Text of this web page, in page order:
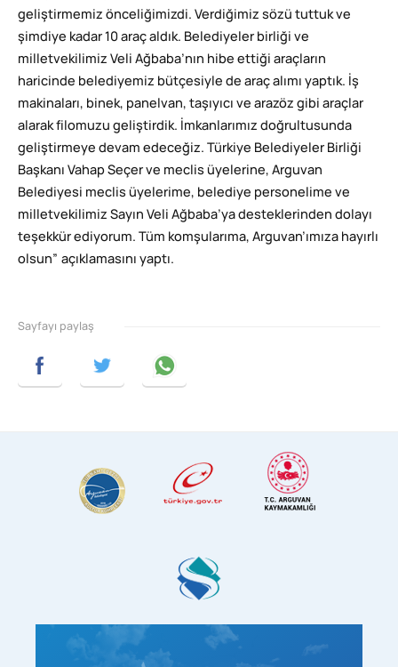
geliştirmemiz önceliğimizdi. Verdiğimiz sözü tuttuk ve
şimdiye kadar 10 araç aldık. Belediyeler birliği ve
milletvekilimiz Veli Ağbaba’nın hibe ettiği araçların
haricinde belediyemiz bütçesiyle de araç alımı yaptık. İş
makinaları, binek, panelvan, taşıyıcı ve arazöz gibi araçlar
alarak filomuzu geliştirdik. İmkanlarımız doğrultusunda
geliştirmeye devam edeceğiz. Türkiye Belediyeler Birliği
Başkanı Vahap Seçer ve meclis üyelerine, Arguvan
Belediyesi meclis üyelerime, belediye personelime ve
milletvekilimiz Sayın Veli Ağbaba’ya desteklerinden dolayı
teşekkür ediyorum. Tüm komşularıma, Arguvan’ımıza hayırlı
olsun” açıklamasını yaptı.
Sayfayı paylaş